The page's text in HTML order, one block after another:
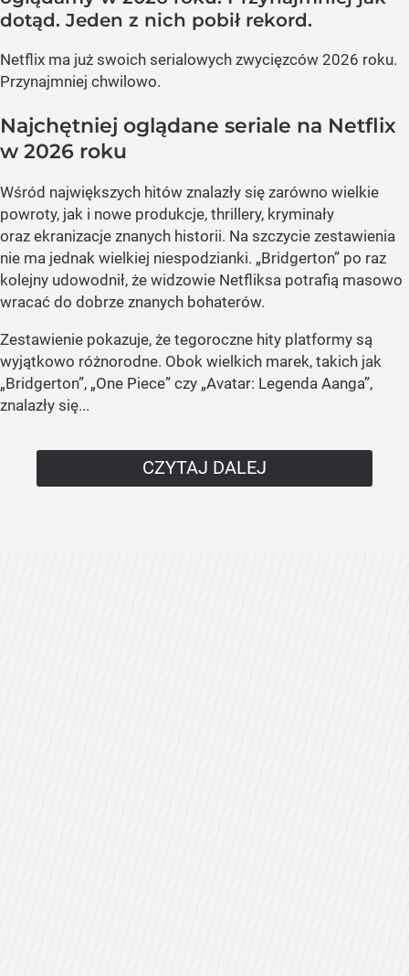
dotąd. Jeden z nich pobił rekord.
Netflix ma już swoich serialowych zwycięzców 2026 roku.
Przynajmniej chwilowo.
Najchętniej oglądane seriale na Netflix
w 2026 roku
Wśród największych hitów znalazły się zarówno wielkie
powroty, jak i nowe produkcje, thrillery, kryminały
oraz ekranizacje znanych historii. Na szczycie zestawienia
nie ma jednak wielkiej niespodzianki. „Bridgerton” po raz
kolejny udowodnił, że widzowie Netfliksa potrafią masowo
wracać do dobrze znanych bohaterów.
Zestawienie pokazuje, że tegoroczne hity platformy są
wyjątkowo różnorodne. Obok wielkich marek, takich jak
„Bridgerton”, „One Piece” czy „Avatar: Legenda Aanga”,
znalazły się...
CZYTAJ DALEJ